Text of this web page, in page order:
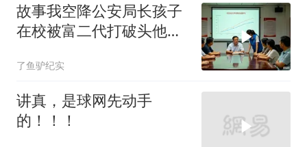
故事我空降公安局长孩子
在校被富二代打破头他爹
了鱼驴纪实
讲真，是球网先动手
的！！！